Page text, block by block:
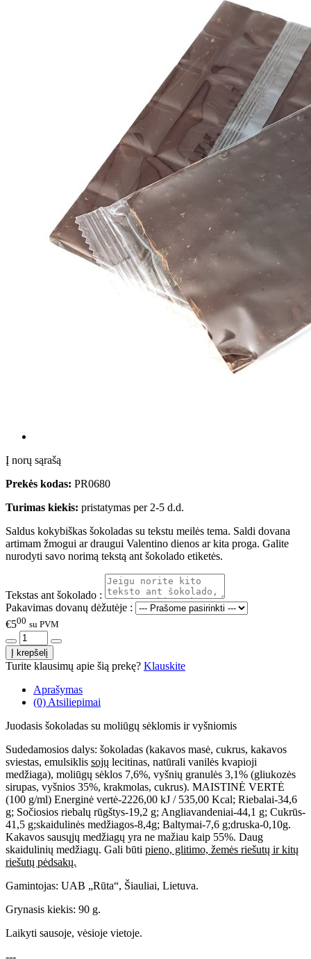
Į norų sąrašą
Prekės kodas: PR0680
Turimas kiekis: pristatymas per 2-5 d.d.
Saldus kokybiškas šokoladas su tekstu meilės tema. Saldi dovana
artimam žmogui ar draugui Valentino dienos ar kita proga. Galite
nurodyti savo norimą tekstą ant šokolado etiketės.
Tekstas ant šokolado :
Pakavimas dovanų dėžutėje :
€500 su PVM
Turite klausimų apie šią prekę? Klauskite
Aprašymas
(0) Atsiliepimai
Juodasis šokoladas su moliūgų sėklomis ir vyšniomis
Sudedamosios dalys: šokoladas (kakavos masė, cukrus, kakavos
sviestas, emulsiklis sojų lecitinas, natūrali vanilės kvapioji
medžiaga), moliūgų sėklos 7,6%, vyšnių granulės 3,1% (gliukozės
sirupas, vyšnios 35%, krakmolas, cukrus). MAISTINĖ VERTĖ
(100 g/ml) Energinė vertė-2226,00 kJ / 535,00 Kcal; Riebalai-34,6
g; Sočiosios riebalų rūgštys-19,2 g; Angliavandeniai-44,1 g; Cukrūs-
41,5 g;skaidulinės medžiagos-8,4g; Baltymai-7,6 g;druska-0,10g.
Kakavos sausųjų medžiagų yra ne mažiau kaip 55%. Daug
skaidulinių medžiagų. Gali būti pieno, glitimo, žemės riešutų ir kitų
riešutų pėdsakų.
Gamintojas: UAB „Rūta“, Šiauliai, Lietuva.
Grynasis kiekis: 90 g.
Laikyti sausoje, vėsioje vietoje.
---